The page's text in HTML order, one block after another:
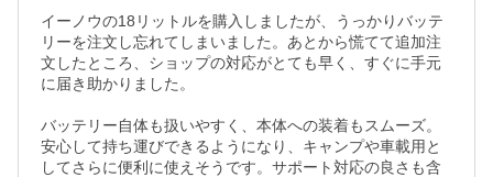
イーノウの18リットルを購入しましたが、うっかりバッテ
リーを注文し忘れてしまいました。あとから慌てて追加注
文したところ、ショップの対応がとても早く、すぐに手元
に届き助かりました。
バッテリー自体も扱いやすく、本体への装着もスムーズ。
安心して持ち運びできるようになり、キャンプや車載用と
してさらに便利に使えそうです。サポート対応の良さも含